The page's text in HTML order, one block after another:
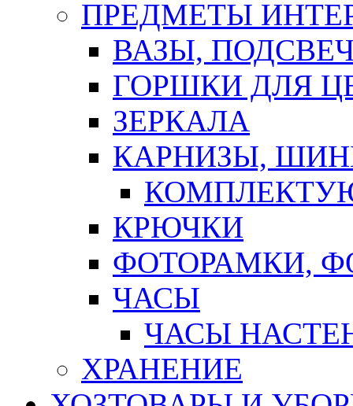
ПРЕДМЕТЫ
ВАЗЫ,
ГОРШКИ ДЛЯ
ЗЕРКАЛА
КАРНИЗЫ,
КРЮЧКИ
ФОТОРАМКИ,
ЧАСЫ
ЧАСЫ
ХРАНЕНИЕ